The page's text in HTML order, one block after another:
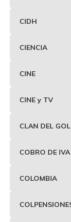
CIDH
CIENCIA
CINE
CINE y TV
CLAN DEL
COBRO DE IVA
COLOMBIA